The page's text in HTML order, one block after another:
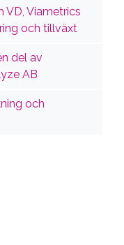
VD, Viametrics
och tillväxt
del av
AB
och